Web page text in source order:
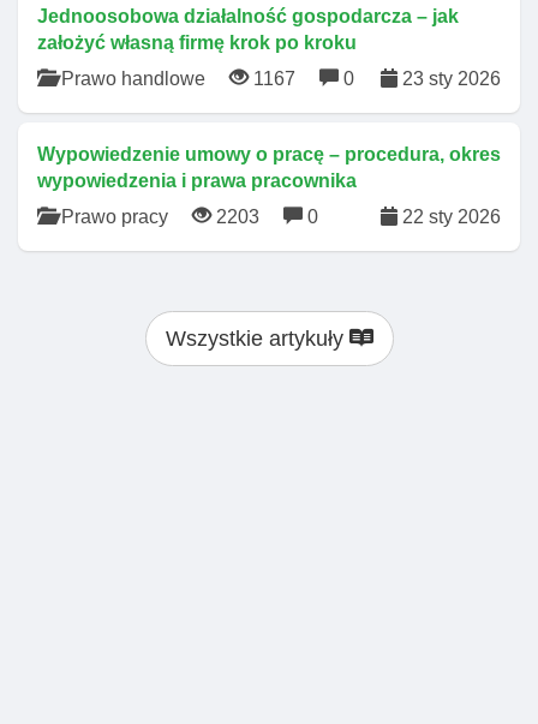
Jednoosobowa działalność gospodarcza – jak
założyć własną firmę krok po kroku
Prawo handlowe
1167 0 23 sty 2026
Wypowiedzenie umowy o pracę – procedura, okres
wypowiedzenia i prawa pracownika
Prawo pracy
2203 0 22 sty 2026
Wszystkie artykuły